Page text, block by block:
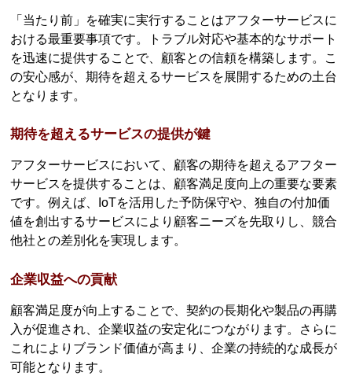
「当たり前」を確実に実行することはアフターサービスに
おける最重要事項です。トラブル対応や基本的なサポート
を迅速に提供することで、顧客との信頼を構築します。こ
の安心感が、期待を超えるサービスを展開するための土台
となります。
期待を超えるサービスの提供が鍵
アフターサービスにおいて、顧客の期待を超えるアフター
サービスを提供することは、顧客満足度向上の重要な要素
です。例えば、IoTを活用した予防保守や、独自の付加価
値を創出するサービスにより顧客ニーズを先取りし、競合
他社との差別化を実現します。
企業収益への貢献
顧客満足度が向上することで、契約の長期化や製品の再購
入が促進され、企業収益の安定化につながります。さらに
これによりブランド価値が高まり、企業の持続的な成長が
可能となります。